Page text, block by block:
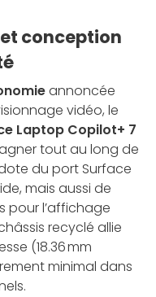
conception
annoncée
vidéo, le
Laptop Copilot+ 7
tout au long de
du port Surface
mais aussi de
pour l’affichage
recyclé allie
(18.36 mm
minimal dans